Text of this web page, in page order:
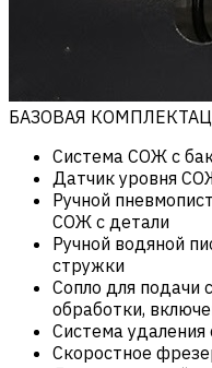
БАЗОВАЯ
Система СОЖ с
Датчик уровня
Ручной
СОЖ с детали
Ручной водяной
стружки
Сопло для подачи
обработки,
Система
Скоростное